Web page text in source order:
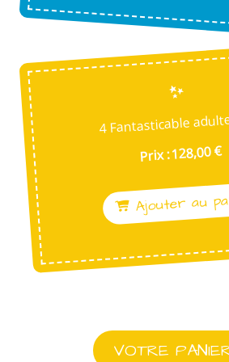
4 Fantasticable
Prix : 128,00 €
Ajouter au